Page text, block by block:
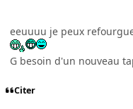
eeuuuu je peux
G besoin d'un nouveau
Citer